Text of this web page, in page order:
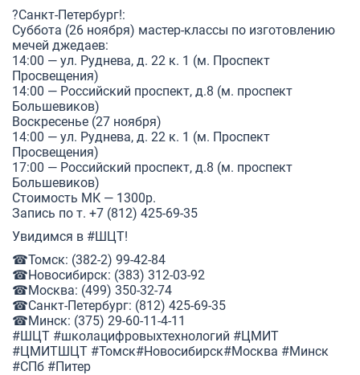
?Санкт-Петербург!:
Суббота (26 ноября) мастер-классы по изготовлению
мечей джедаев:
14:00 — ул. Руднева, д. 22 к. 1 (м. Проспект
Просвещения)
14:00 — Российский проспект, д.8 (м. проспект
Большевиков)
Воскресенье (27 ноября)
14:00 — ул. Руднева, д. 22 к. 1 (м. Проспект
Просвещения)
17:00 — Российский проспект, д.8 (м. проспект
Большевиков)
Стоимость МК — 1300р.
Запись по т. +7 (812) 425-69-35
Увидимся в #ШЦТ!
☎Томск: (382-2) 99-42-84
☎Новосибирск: (383) 312-03-92
☎Москва: (499) 350-32-74
☎Санкт-Петербург: (812) 425-69-35
☎Минск: (375) 29-60-11-4-11
#ШЦТ #школацифровыхтехнологий #ЦМИТ
#ЦМИТШЦТ #Томск#Новосибирск#Москва #Минск
#СПб #Питер